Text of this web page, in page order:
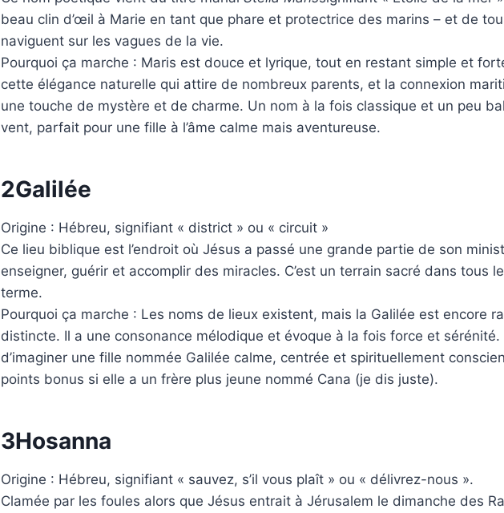
beau clin d’œil à Marie en tant que phare et protectrice des marins – et de
naviguent sur les vagues de la vie.
Pourquoi ça marche : Maris est douce et lyrique, tout en restant simple et
cette élégance naturelle qui attire de nombreux parents, et la connexion
une touche de mystère et de charme. Un nom à la fois classique et un peu
vent, parfait pour une fille à l’âme calme mais aventureuse.
2Galilée
Origine : Hébreu, signifiant « district » ou « circuit »
Ce lieu biblique est l’endroit où Jésus a passé une grande partie de son
enseigner, guérir et accomplir des miracles. C’est un terrain sacré dans tous
terme.
Pourquoi ça marche : Les noms de lieux existent, mais la Galilée est encore
distincte. Il a une consonance mélodique et évoque à la fois force et sérénité.
d’imaginer une fille nommée Galilée calme, centrée et spirituellement
points bonus si elle a un frère plus jeune nommé Cana (je dis juste).
3Hosanna
Origine : Hébreu, signifiant « sauvez, s’il vous plaît » ou « délivrez-nous ».
Clamée par les foules alors que Jésus entrait à Jérusalem le dimanche des